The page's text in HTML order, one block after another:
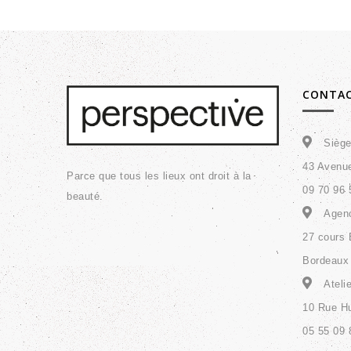
Parce que tous les lieux ont droit à la
beauté.
43
09 70 96
27 cours
10 Rue
05 55 09